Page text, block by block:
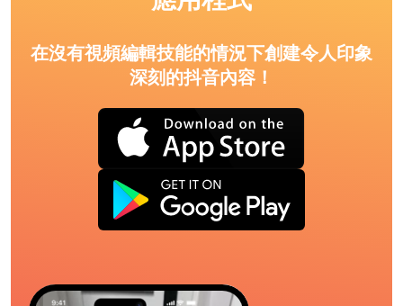
在沒有視頻編輯技能的情況下創建令人印象
深刻的抖音內容！